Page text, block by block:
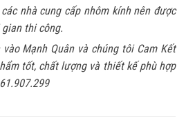
nhà cung cấp nhôm kính nên được
thi công.
Mạnh Quân và chúng tôi Cam Kết
tốt, chất lượng và thiết kế phù hợp